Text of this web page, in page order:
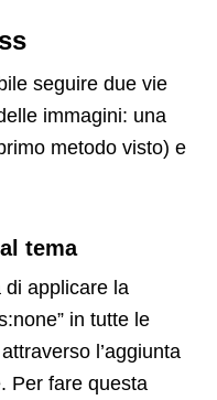
seguire due vie
immagini: una
metodo visto) e
tema
di applicare la
in tutte le
l’aggiunta
Per fare questa